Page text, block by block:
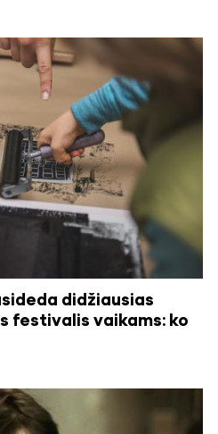
didžiausias
festivalis vaikams: ko